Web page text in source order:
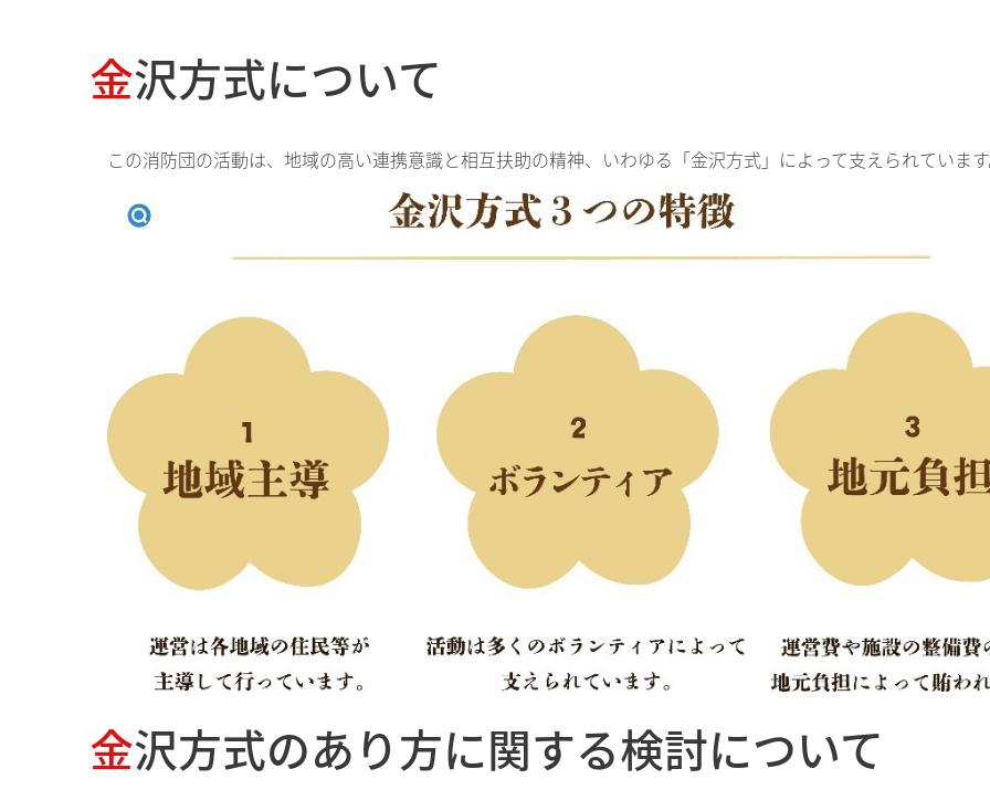
金沢方式について
この消防団の活動は、地域の高い連携意識と相互扶助の精神、いわゆる「金沢方式」によって支えられていま
金沢方式のあり方に関する検討について